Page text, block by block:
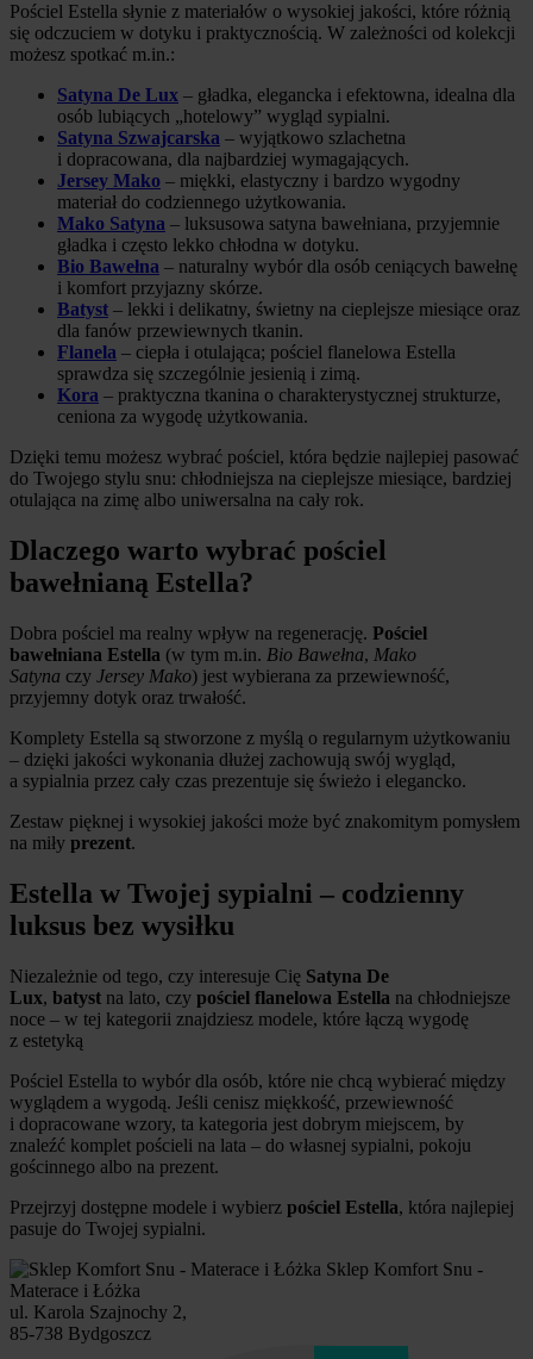
Pościel Estella słynie z materiałów o wysokiej jakości, które różnią
się odczuciem w dotyku i praktycznością. W zależności od kolekcji
możesz spotkać m.in.:
Satyna De Lux – gładka, elegancka i efektowna, idealna dla
osób lubiących „hotelowy” wygląd sypialni.
Satyna Szwajcarska – wyjątkowo szlachetna
i dopracowana, dla najbardziej wymagających.
Jersey Mako – miękki, elastyczny i bardzo wygodny
materiał do codziennego użytkowania.
Mako Satyna – luksusowa satyna bawełniana, przyjemnie
gładka i często lekko chłodna w dotyku.
Bio Bawełna – naturalny wybór dla osób ceniących bawełnę
i komfort przyjazny skórze.
Batyst – lekki i delikatny, świetny na cieplejsze miesiące oraz
dla fanów przewiewnych tkanin.
Flanela – ciepła i otulająca; pościel flanelowa Estella
sprawdza się szczególnie jesienią i zimą.
Kora – praktyczna tkanina o charakterystycznej strukturze,
ceniona za wygodę użytkowania.
Dzięki temu możesz wybrać pościel, która będzie najlepiej pasować
do Twojego stylu snu: chłodniejsza na cieplejsze miesiące, bardziej
otulająca na zimę albo uniwersalna na cały rok.
Dlaczego warto wybrać pościel
bawełnianą Estella?
Dobra pościel ma realny wpływ na regenerację. Pościel
bawełniana Estella (w tym m.in. Bio Bawełna, Mako
Satyna czy Jersey Mako) jest wybierana za przewiewność,
przyjemny dotyk oraz trwałość.
Komplety Estella są stworzone z myślą o regularnym użytkowaniu
– dzięki jakości wykonania dłużej zachowują swój wygląd,
a sypialnia przez cały czas prezentuje się świeżo i elegancko.
Zestaw pięknej i wysokiej jakości może być znakomitym pomysłem
na miły prezent.
Estella w Twojej sypialni – codzienny
luksus bez wysiłku
Niezależnie od tego, czy interesuje Cię Satyna De
Lux, batyst na lato, czy pościel flanelowa Estella na chłodniejsze
noce – w tej kategorii znajdziesz modele, które łączą wygodę
z estetyką
Pościel Estella to wybór dla osób, które nie chcą wybierać między
wyglądem a wygodą. Jeśli cenisz miękkość, przewiewność
i dopracowane wzory, ta kategoria jest dobrym miejscem, by
znaleźć komplet pościeli na lata – do własnej sypialni, pokoju
gościnnego albo na prezent.
Przejrzyj dostępne modele i wybierz pościel Estella, która najlepiej
pasuje do Twojej sypialni.
Sklep Komfort Snu -
Materace i Łóżka
ul. Karola Szajnochy 2,
85-738 Bydgoszcz